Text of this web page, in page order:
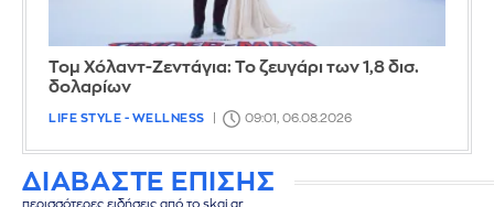
Τομ Χόλαντ-Ζεντάγια: Το ζευγάρι των 1,8 δισ.
δολαρίων
LIFE STYLE - WELLNESS 09:01, 06.08.2026
ΔΙΑΒΑΣΤΕ ΕΠΙΣΗΣ
περισσότερες ειδήσεις από το skai.gr